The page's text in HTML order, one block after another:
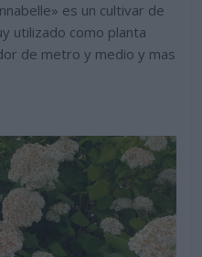
es un cultivar de
utilizado como planta
de metro y medio y mas